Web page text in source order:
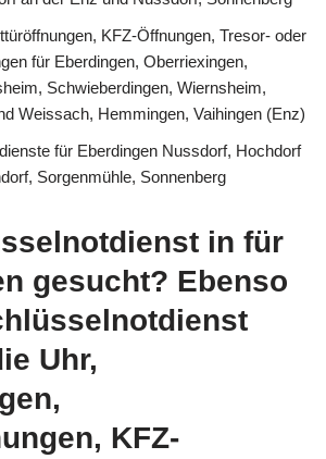
KFZ-Öffnungen, Tresor- oder
für Eberdingen, Oberriexingen,
Schwieberdingen, Wiernsheim,
Weissach, Hemmingen, Vaihingen (Enz)
für Eberdingen Nussdorf, Hochdorf
Sorgenmühle, Sonnenberg
in für
gesucht? Ebenso
Uhr,
KFZ-